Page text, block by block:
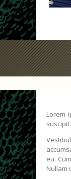
Lorem
eu.
Nullam